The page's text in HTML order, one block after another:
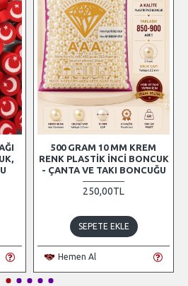
500 GRAM 10 MM KREM
RENK PLASTIK İNCI BONCUK
- ÇANTA VE TAKI BONCUĞU
250,00TL
SEPETE EKLE
Hemen Al